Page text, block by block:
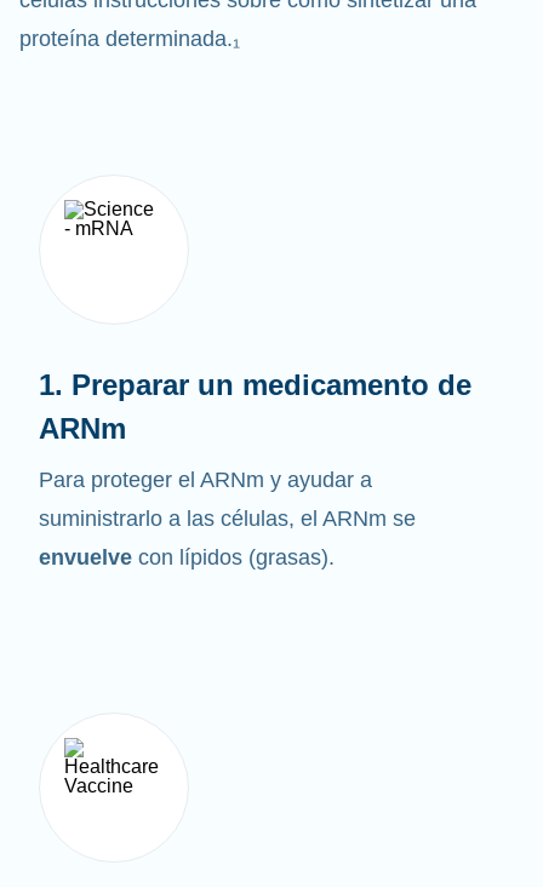
células instrucciones sobre cómo sintetizar una
proteína determinada.₁
1. Preparar un medicamento de
ARNm
Para proteger el ARNm y ayudar a
suministrarlo a las células, el ARNm se
envuelve con lípidos (grasas).